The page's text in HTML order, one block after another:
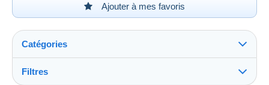
Ajouter à mes favoris
Catégories
Filtres